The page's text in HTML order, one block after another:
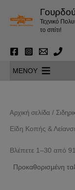
περιεχόμενο
Τεχνικό
το σπίτι!
MENOY
Αρχική σελίδα /
Είδη Κοπής &
Βλέπετε 1–30 από